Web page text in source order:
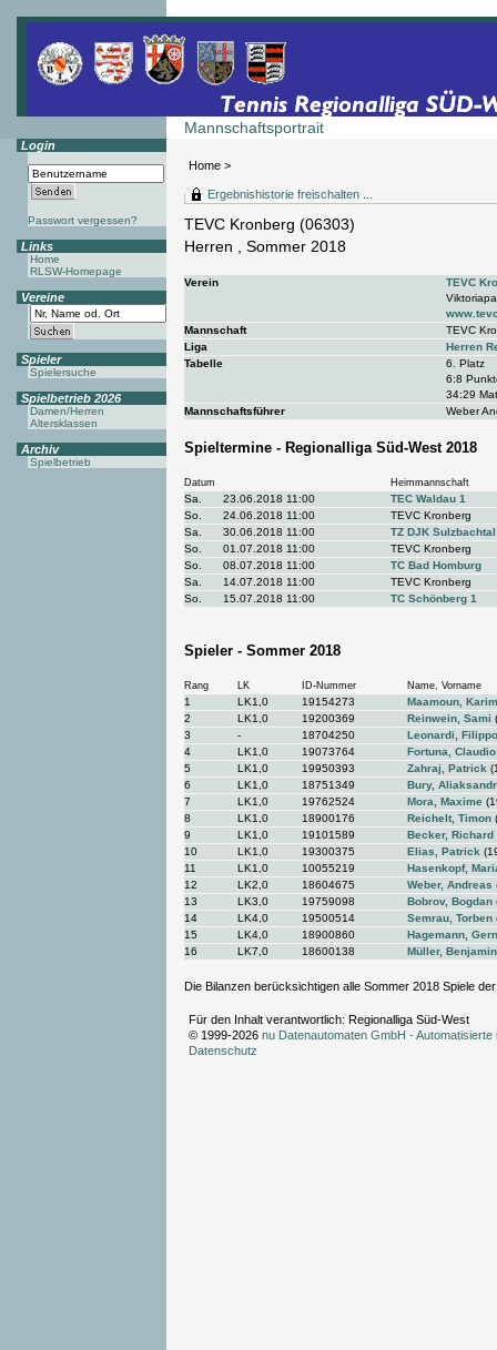
Mannschaftsportrait
Home >
Login
Passwort vergessen?
Links
Home
RLSW-Homepage
Vereine
Spieler
Spielersuche
Spielbetrieb 2026
Damen/Herren
Altersklassen
Archiv
Spielbetrieb
Ergebnishistorie freischalten ...
TEVC Kronberg (06303)
Herren , Sommer 2018
Verein
TEVC
Mannschaft
TEVC
Liga
Herren
Tabelle
6. Platz
6:8
34:29
Mannschaftsführer
Weber
Spieltermine - Regionalliga Süd-West 2018
Datum Heimmannschaft
Sa. 23.06.2018 11:00
TEC Waldau 1
So.
24.06.2018 11:00
TEVC Kronberg
Sa.
30.06.2018 11:00
TZ DJK
So.
01.07.2018 11:00
TEVC Kronberg
So.
08.07.2018 11:00
TC Bad Homburg
Sa.
14.07.2018 11:00
TEVC Kronberg
So.
15.07.2018 11:00 TC Schönberg 1
Spieler - Sommer 2018
Rang LK ID-Nummer Name, Vorname
1 LK1,0 19154273
Maamoun,
2
LK1,0 19200369 Reinwein, Sami
3
- 18704250
Leonardi, Filippo
4
LK1,0 19073764 Fortuna, Claudio
5
LK1,0 19950393 Zahraj, Patrick
6
LK1,0 18751349
Bury, Aliaksandr
7
LK1,0 19762524 Mora, Maxime
8
LK1,0 18900176 Reichelt, Timon
9
LK1,0 19101589 Becker, Richard
10
LK1,0 19300375 Elias, Patrick
11
LK1,0 10055219
Hasenkopf,
12
LK2,0 18604675 Weber, Andreas
13
LK3,0 19759098 Bobrov, Bogdan
14
LK4,0 19500514 Semrau, Torben
15
LK4,0 18900860
Hagemann,
16
LK7,0 18600138 Müller, Benjamin
Die Bilanzen berücksichtigen alle Sommer 2018 Spiele
Für den Inhalt verantwortlich: Regionalliga Süd-West
© 1999-2026 nu Datenautomaten GmbH -
Datenschutz